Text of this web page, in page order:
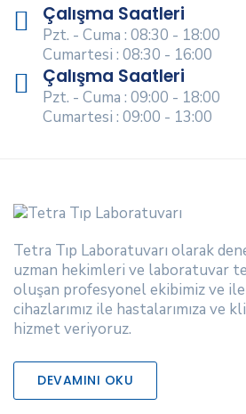
Çalışma Saatleri
Pzt. - Cuma : 08:30 - 18:00
Cumartesi : 08:30 - 16:00
Çalışma Saatleri
Pzt. - Cuma : 09:00 - 18:00
Cumartesi : 09:00 - 13:00
Tetra Tıp Laboratuvarı olarak
uzman hekimleri ve laboratuvar
oluşan profesyonel ekibimiz ve
cihazlarımız ile hastalarımıza ve
hizmet veriyoruz.
DEVAMINI OKU